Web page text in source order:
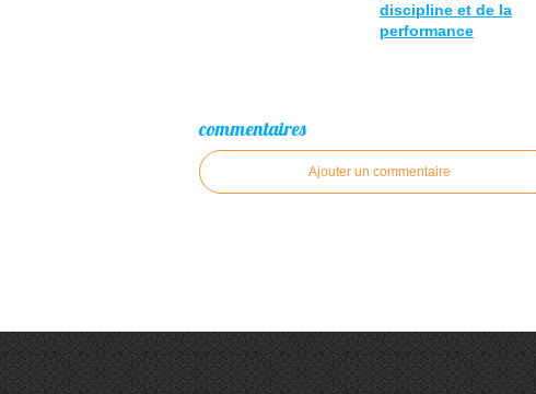
discipline et de la
performance
commentaires
Ajouter un commentaire